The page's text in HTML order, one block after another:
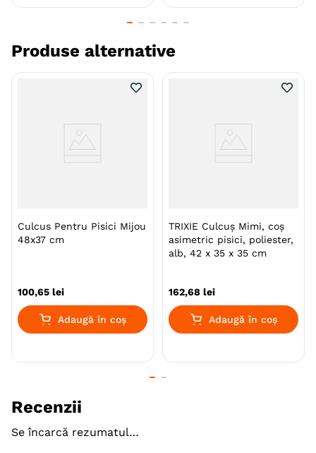
Produse alternative
Culcus Pentru Pisici Mijou
48x37 cm
100,65 lei
Adaugă în coș
TRIXIE Culcuș Mimi, coș
asimetric pisici, poliester,
alb, 42 x 35 x 35 cm
162,68 lei
Adaugă în coș
Recenzii
Se încarcă rezumatul…